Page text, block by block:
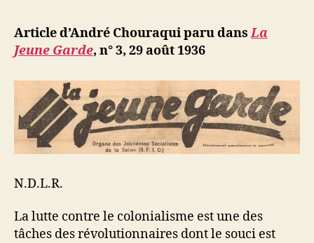
Article d’André Chouraqui paru dansLa
Jeune Garde, n° 3, 29 août 1936
N.D.L.R.
La lutte contre le colonialisme est une des
tâches des révolutionnaires dont le souci est